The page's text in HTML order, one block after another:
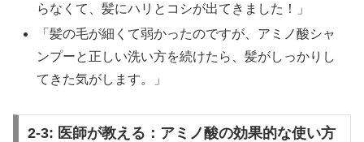
らなくて、髪にハリとコシが出てきました！」
「髪の毛が細くて弱かったのですが、アミノ酸シャ
ンプーと正しい洗い方を続けたら、髪がしっかりし
てきた気がします。」
2-3: 医師が教える：アミノ酸の効果的な使い方